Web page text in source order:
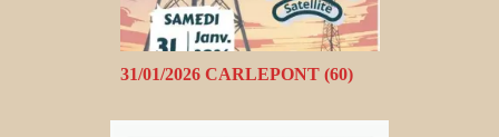
31/01/2026 CARLEPONT (60)